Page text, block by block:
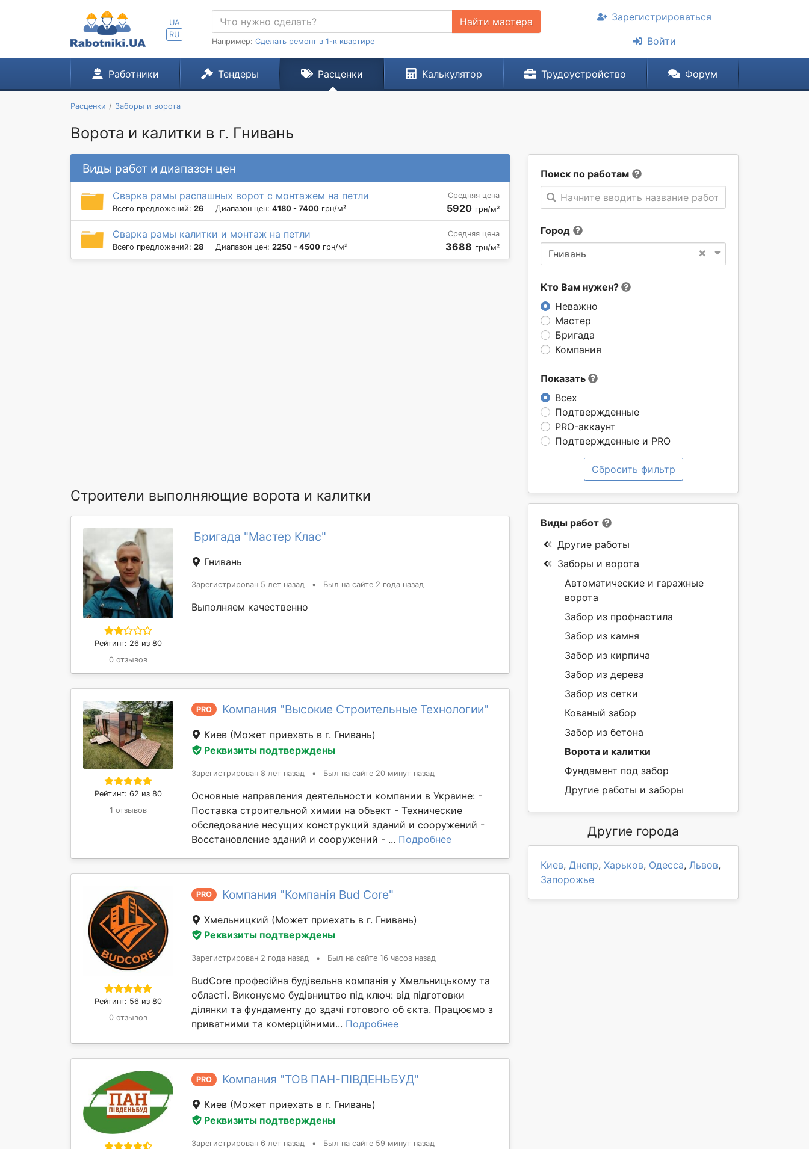
UA
RU
Найти мастера
Например: Сделать ремонт в 1-к квартире
Зарегистрироваться
Войти
Работники Тендеры Расценки Калькулятор Трудоустройство Форум
Расценки Заборы и ворота
Ворота и калитки в г. Гнивань
Поиск по работам
Начните вводить название работы
Город
×
Гнивань
Кто Вам нужен?
Неважно
Мастер
Бригада
Компания
Показать
Всех
Подтвержденные
PRO-аккаунт
Подтвержденные и PRO
Сбросить фильтр
Виды работ и диапазон цен
Сварка рамы распашных ворот с монтажем на петли
Всего предложений: 26 Диапазон цен: 4180 - 7400 грн/м²
Средняя цена
5920 грн/м²
Сварка рамы калитки и монтаж на петли
Всего предложений: 28 Диапазон цен: 2250 - 4500 грн/м²
Средняя цена
3688 грн/м²
Строители выполняющие ворота и калитки
Рейтинг: 26 из 80
0 отзывов
Бригада "Мастер Клас"
Гнивань
Зарегистрирован 5 лет назад • Был на сайте 2 года назад
Выполняем качественно
Рейтинг: 62 из 80
1 отзывов
PRO Компания "Высокие Строительные Технологии"
Киев (Может приехать в г. Гнивань)
Реквизиты подтверждены
Зарегистрирован 8 лет назад • Был на сайте 20 минут назад
Основные направления деятельности компании в Украине: -
Поставка строительной химии на объект - Технические
обследование несущих конструкций зданий и сооружений -
Восстановление зданий и сооружений - ... Подробнее
Рейтинг: 56 из 80
0 отзывов
PRO Компания "Компанія Bud Core"
Хмельницкий (Может приехать в г. Гнивань)
Реквизиты подтверждены
Зарегистрирован 2 года назад • Был на сайте 16 часов назад
BudCore професійна будівельна компанія у Хмельницькому та
області. Виконуємо будівництво під ключ: від підготовки
ділянки та фундаменту до здачі готового об єкта. Працюємо з
приватними та комерційними... Подробнее
PRO Компания "ТОВ ПАН-ПІВДЕНЬБУД"
Киев (Может приехать в г. Гнивань)
Реквизиты подтверждены
Зарегистрирован 6 лет назад • Был на сайте 59 минут назад
Виды работ
Другие работы
Заборы и ворота
Автоматические и гаражные
ворота
Забор из профнастила
Забор из камня
Забор из кирпича
Забор из дерева
Забор из сетки
Кованый забор
Забор из бетона
Ворота и калитки
Фундамент под забор
Другие работы и заборы
Другие города
Киев, Днепр, Харьков, Одесса, Львов,
Запорожье